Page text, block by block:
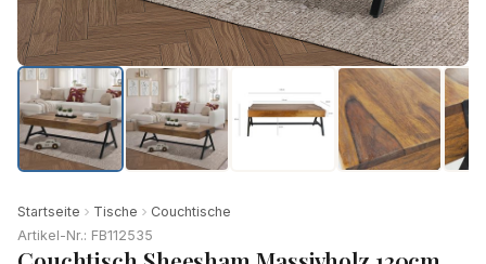
Produkt-Video ansehen
Startseite Tische
Couchtische
Artikel-Nr.: FB112535